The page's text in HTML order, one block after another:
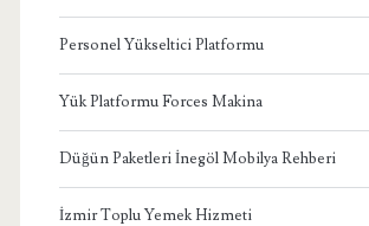
Personel Yükseltici Platformu
Yük Platformu Forces Makina
Düğün Paketleri İnegöl Mobilya Rehberi
İzmir Toplu Yemek Hizmeti